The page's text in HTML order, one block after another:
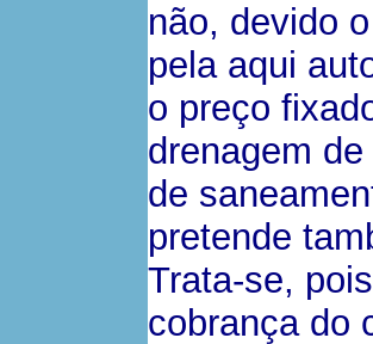
não, devido
pela aqui
o preço
drenagem
de
pretende
Trata-se,
cobrança do